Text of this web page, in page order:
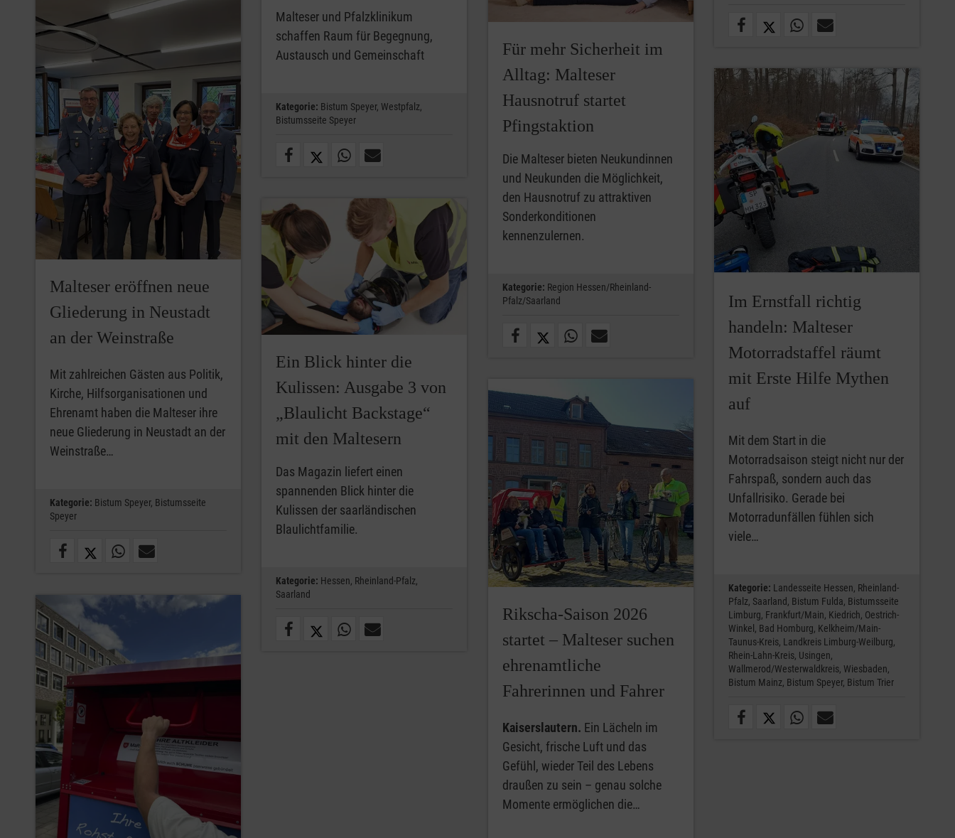
Malteser und Pfalzklinikum
schaffen Raum für Begegnung,
Austausch und Gemeinschaft
Kategorie: Bistum Speyer, Westpfalz,
Bistumsseite Speyer
Für mehr Sicherheit im
Alltag: Malteser
Hausnotruf startet
Pfingstaktion
Die Malteser bieten Neukundinnen
und Neukunden die Möglichkeit,
den Hausnotruf zu attraktiven
Sonderkonditionen
kennenzulernen.
Kategorie: Region Hessen/Rheinland-
Pfalz/Saarland
Malteser eröffnen neue
Gliederung in Neustadt
an der Weinstraße
Mit zahlreichen Gästen aus Politik,
Kirche, Hilfsorganisationen und
Ehrenamt haben die Malteser ihre
neue Gliederung in Neustadt an der
Weinstraße…
Kategorie: Bistum Speyer, Bistumsseite
Speyer
Im Ernstfall richtig
handeln: Malteser
Motorradstaffel räumt
mit Erste Hilfe Mythen
auf
Mit dem Start in die
Motorradsaison steigt nicht nur der
Fahrspaß, sondern auch das
Unfallrisiko. Gerade bei
Motorradunfällen fühlen sich
viele…
Kategorie: Landesseite Hessen, Rheinland-
Pfalz, Saarland, Bistum Fulda, Bistumsseite
Limburg, Frankfurt/Main, Kiedrich, Oestrich-
Winkel, Bad Homburg, Kelkheim/Main-
Taunus-Kreis, Landkreis Limburg-Weilburg,
Rhein-Lahn-Kreis, Usingen,
Wallmerod/Westerwaldkreis, Wiesbaden,
Bistum Mainz, Bistum Speyer, Bistum Trier
Ein Blick hinter die
Kulissen: Ausgabe 3 von
„Blaulicht Backstage“
mit den Maltesern
Das Magazin liefert einen
spannenden Blick hinter die
Kulissen der saarländischen
Blaulichtfamilie.
Kategorie: Hessen, Rheinland-Pfalz,
Saarland
Rikscha-Saison 2026
startet – Malteser suchen
ehrenamtliche
Fahrerinnen und Fahrer
Kaiserslautern. Ein Lächeln im
Gesicht, frische Luft und das
Gefühl, wieder Teil des Lebens
draußen zu sein – genau solche
Momente ermöglichen die…